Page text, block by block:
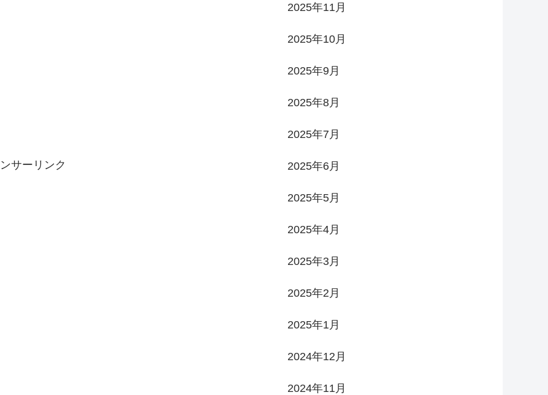
サーリンク
2025年11月
2025年10月
2025年9月
2025年8月
2025年7月
2025年6月
2025年5月
2025年4月
2025年3月
2025年2月
2025年1月
2024年12月
2024年11月